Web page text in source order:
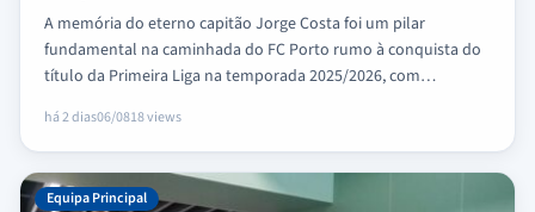
A memória do eterno capitão Jorge Costa foi um pilar
fundamental na caminhada do FC Porto rumo à conquista do
título da Primeira Liga na temporada 2025/2026, com…
há 2 dias06/0818 views
Equipa Principal